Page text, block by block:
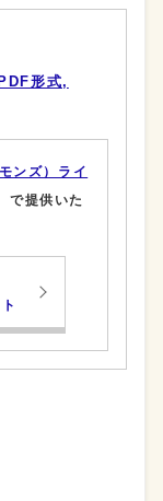
形式,
ンズ）ライ
で提供いた